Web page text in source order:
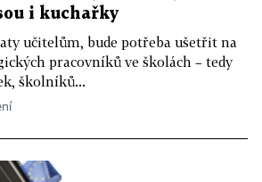
i kuchařky
učitelům, bude potřeba ušetřit na
pracovníků ve školách – tedy
školníků...